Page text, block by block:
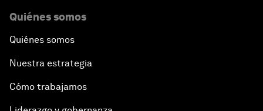
Quiénes somos
Quiénes somos
Nuestra estrategia
Cómo trabajamos